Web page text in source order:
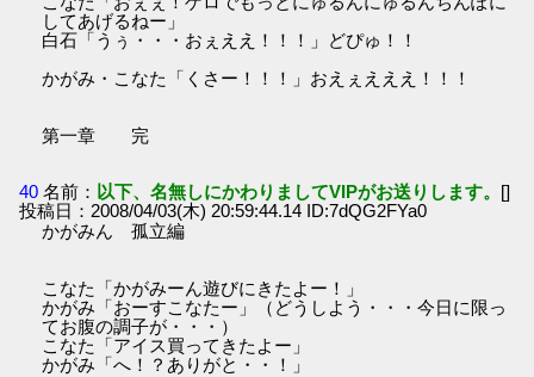
してあげるねー」
白石「うぅ・・・おぇええ！！！」どぴゅ！！
かがみ・こなた「くさー！！！」おえぇえええ！！！
第一章 完
40 名前： 以下、名無しにかわりましてVIPがお送りします。 []
投稿日：2008/04/03(木) 20:59:44.14 ID:7dQG2FYa0
かがみん 孤立編
こなた「かがみーん遊びにきたよー！」
かがみ「おーすこなたー」（どうしよう・・・今日に限っ
てお腹の調子が・・・）
こなた「アイス買ってきたよー」
かがみ「へ！？ありがと・・！」